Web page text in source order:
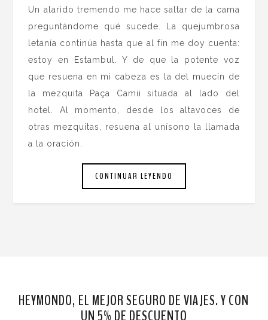
Un alarido tremendo me hace saltar de la cama
preguntándome qué sucede. La quejumbrosa
letanía continúa hasta que al fin me doy cuenta:
estoy en Estambul. Y de que la potente voz
que resuena en mi cabeza es la del muecín de
la mezquita Paça Camii situada al lado del
hotel. Al momento, desde los altavoces de
otras mezquitas, resuena al unísono la llamada
a la oración.
CONTINUAR LEYENDO
HEYMONDO, EL MEJOR SEGURO DE VIAJES. Y CON
UN 5% DE DESCUENTO